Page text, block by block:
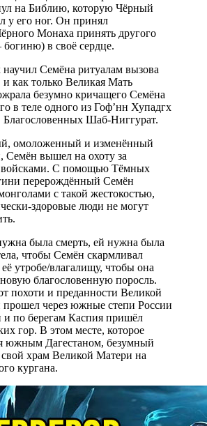
на Библию, которую Чёрный
у его ног. Он принял
Монаха принять другого
в своё сердце.
Семёна ритуалам вызова
как только Великая Мать
безумно кричащего Семёна
в теле одного из Гоф’нн Хупадгх
Шаб-Ниггурат.
омоложенный и изменённый
Семён вышел на охоту за
войсками. С помощью Тёмных
перерождённый Семён
с такой жестокостью,
здоровые люди не могут
была смерть, ей нужна была
чтобы Семён скармливал
утробе/влагалищу, чтобы она
благословенную поросль.
похоти и преданности Великой
через южные степи России
и по берегам Каспия пришёл
гор. В этом месте, которое
южным Дагестаном, безумный
храм Великой Матери на
кургана.